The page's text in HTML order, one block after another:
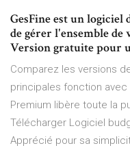
GesFine est un logiciel
de gérer l'ensemble
Version gratuite pour
Comparez les versions
principales fonction
Premium libère toute la
Télécharger Logiciel
Apprécié pour sa